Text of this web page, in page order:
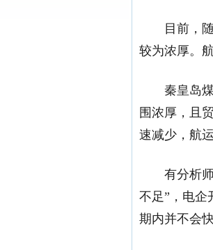
目前，
较为浓厚。
秦皇岛
围浓厚，且
速减少，航
有分析
不足”，电企
期内并不会